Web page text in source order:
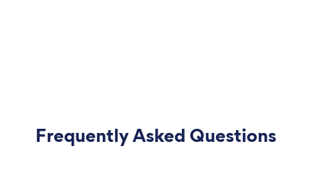
Frequently Asked Questions